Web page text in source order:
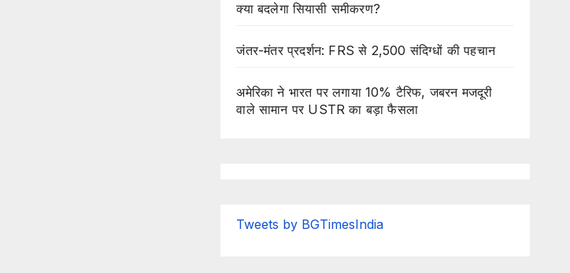
क्या बदलेगा सियासी समीकरण?
जंतर-मंतर प्रदर्शन: FRS से 2,500 संदिग्धों की पहचान
अमेरिका ने भारत पर लगाया 10% टैरिफ, जबरन मजदूरी
वाले सामान पर USTR का बड़ा फैसला
Tweets by BGTimesIndia